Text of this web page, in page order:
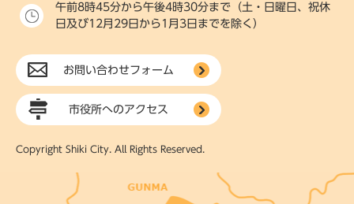
午前8時45分から午後4時30分まで（土・日曜日、祝休
日及び12月29日から1月3日までを除く）
お問い合わせフォーム
市役所へのアクセス
Copyright Shiki City. All Rights Reserved.